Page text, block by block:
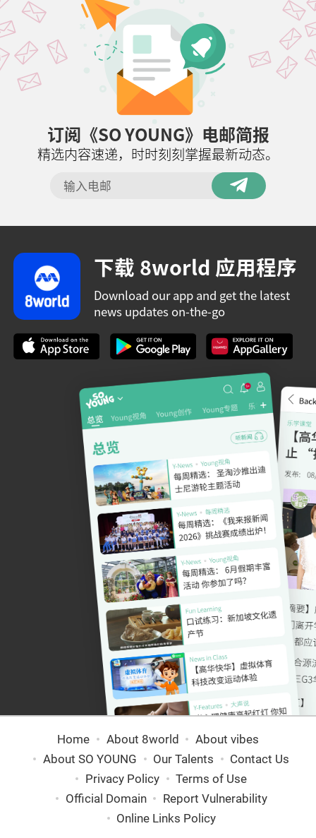
订阅《SO YOUNG》电邮简报
精选内容速递，时时刻刻掌握最新动态。
下载 8world 应用程序
Download our app and get the latest
news updates on-the-go
Home About 8world
About vibes
About SO YOUNG
Our Talents
Contact Us
Privacy Policy
Terms of Use
Official Domain
Report Vulnerability
Online Links Policy